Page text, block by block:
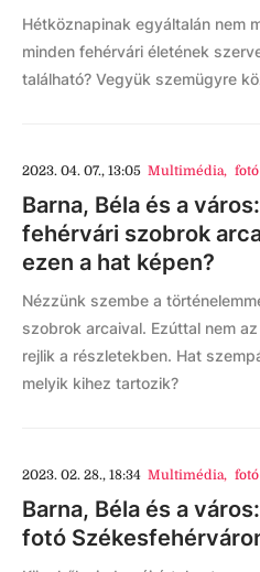
Hétköznapinak egyáltalán nem
minden fehérvári életének
található? Vegyük szemügyre
2023. 04. 07., 13:05 Multimédia, fotó
Barna, Béla és a
fehérvári szobrok
ezen a hat képen?
Nézzünk szembe a
szobrok arcaival. Ezúttal nem
rejlik a részletekben. Hat
melyik kihez tartozik?
2023. 02. 28., 18:34 Multimédia, fotó
Barna, Béla és a
fotó